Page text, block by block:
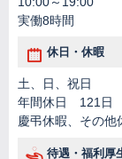
実働8時間
休日・休暇
土、日、祝日
年間休日 121日
慶弔休暇、その他
待遇・福利厚